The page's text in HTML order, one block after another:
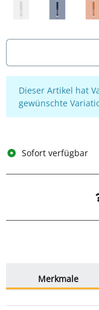
x
Dieser Artikel hat
gewünschte
Sofort verfügbar
Merkmale